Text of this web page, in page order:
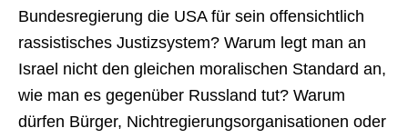
Bundesregierung die USA für sein offensichtlich
rassistisches Justizsystem? Warum legt man an
Israel nicht den gleichen moralischen Standard an,
wie man es gegenüber Russland tut? Warum
dürfen Bürger, Nichtregierungsorganisationen oder